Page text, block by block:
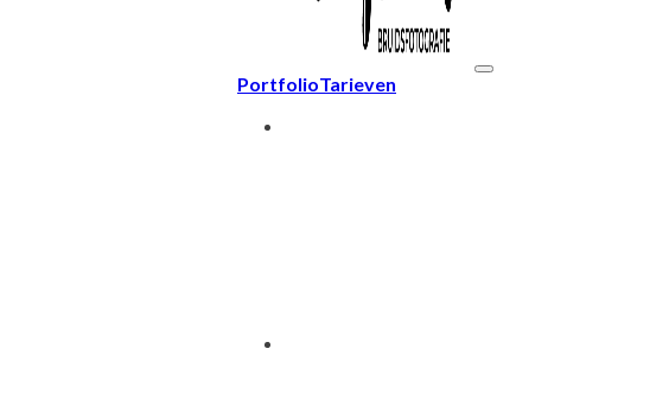
PortfolioTarieven